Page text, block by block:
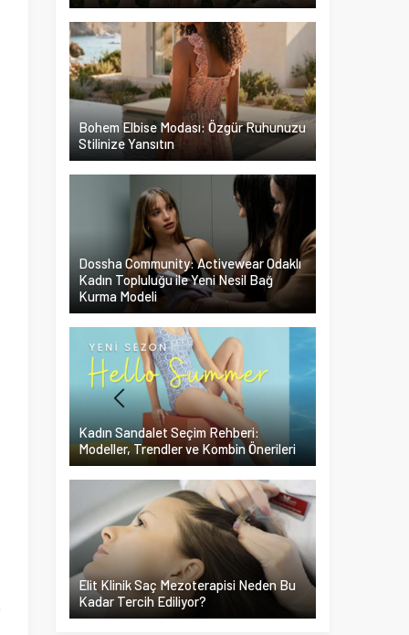
Bohem Elbise Modası: Özgür Ruhunuzu
Stilinize Yansıtın
Dossha Community: Activewear Odaklı
Kadın Topluluğu ile Yeni Nesil Bağ
Kurma Modeli
Kadın Sandalet Seçim Rehberi:
Modeller, Trendler ve Kombin Önerileri
Elit Klinik Saç Mezoterapisi Neden Bu
Kadar Tercih Ediliyor?